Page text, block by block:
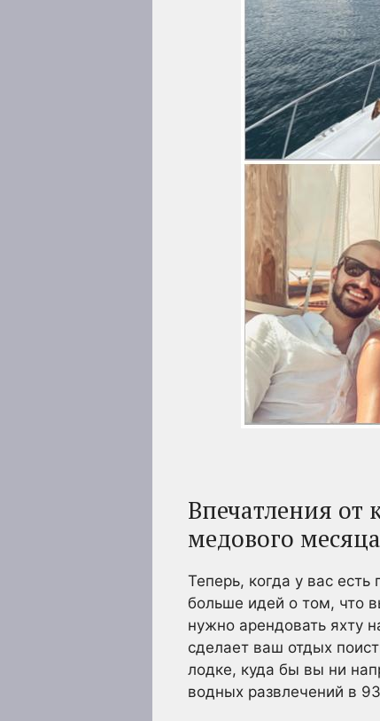
Впечатления от
медового месяца
Теперь, когда у вас
больше идей о том, что
нужно арендовать яхту
сделает ваш отдых
лодке, куда бы вы ни
водных развлечений в